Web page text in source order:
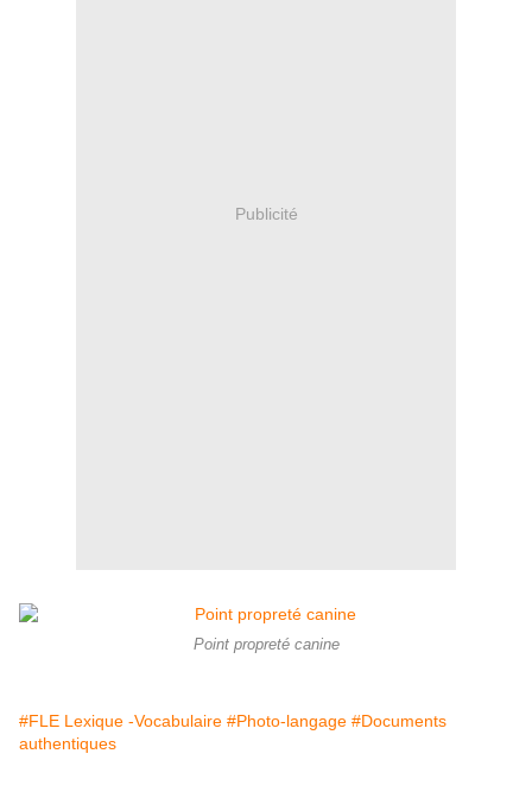
Publicité
Point propreté canine
#FLE Lexique -Vocabulaire #Photo-langage #Documents
authentiques